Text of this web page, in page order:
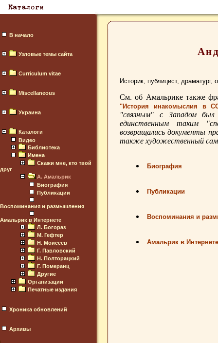
В начало
Узловые темы сайта
Curriculum vitae
Miscellaneous
Украина
Каталоги
Видео
Библиотека
Имена
Скажи мне, кто твой
друг
А. Амальрик
Биография
Публикации
Воспоминания и размышления
Амальрик в Интернете
Л. Богораз
М. Гефтер
Н. Моисеев
Г. Павловский
Н. Полторацкий
Г. Померанц
Другие
Организации
Печатные издания
Хроника обновлений
Архивы
Историк, публицист,
См. об Амальрике также
"История инакомыслия в
"связным" с Западом был
единственным таким
возвращались документы
также художественный
Биография
Публикации
Воспоминания и
Амальрик в Интернете